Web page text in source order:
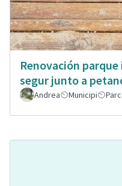
Renovación
segur junto a
Andrea Municipi